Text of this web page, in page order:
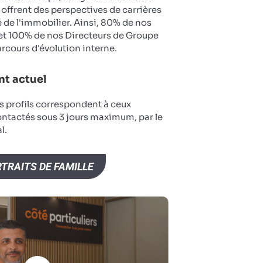
des perspectives de carrières
de l'immobilier. Ainsi, 80% de nos
100% de nos Directeurs de Groupe
d'évolution interne.
actuel
profils correspondent à ceux
sous 3 jours maximum, par le
DE FAMILLE